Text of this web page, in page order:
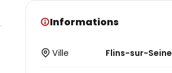
Informations
Ville Flins-sur-Seine